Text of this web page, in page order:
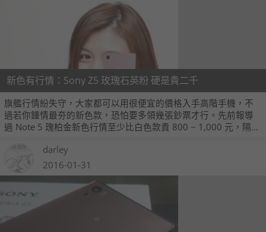
新色有行情：Sony Z5 玫瑰石英粉 硬是貴二千
旗艦行情紛失守，大家都可以用很便宜的價格入手高階手機，不
過若你鍾情最夯的新色款，恐怕要多領幾張鈔票才行。先前報導
過 Note 5 瑰柏金新色行情至少比白色款貴 800 ~ 1,000 元，隔壁
他色系有著 2 千元以上的價差。
darley
2016-01-31